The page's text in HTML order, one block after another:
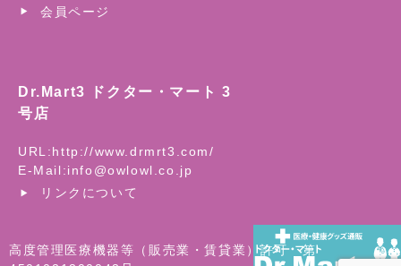
会員ページ
Dr.Mart3 ドクター・マート 3
号店
URL:http://www.drmrt3.com/
E-Mail:info@owlowl.co.jp
リンクについて
高度管理医療機器等（販売業・賃貸業）許可 第